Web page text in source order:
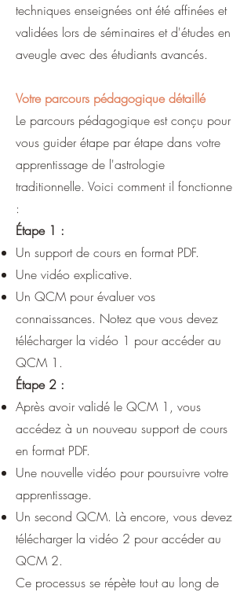
techniques enseignées ont été affinées et
validées lors de séminaires et d'études en
aveugle avec des étudiants avancés.
Votre parcours pédagogique détaillé
Le parcours pédagogique est conçu pour
vous guider étape par étape dans votre
apprentissage de l'astrologie
traditionnelle. Voici comment il fonctionne
:
Étape 1 :
Un support de cours en format PDF.
Une vidéo explicative.
Un QCM pour évaluer vos
connaissances. Notez que vous devez
télécharger la vidéo 1 pour accéder au
QCM 1.
Étape 2 :
Après avoir validé le QCM 1, vous
accédez à un nouveau support de cours
en format PDF.
Une nouvelle vidéo pour poursuivre votre
apprentissage.
Un second QCM. Là encore, vous devez
télécharger la vidéo 2 pour accéder au
QCM 2.
Ce processus se répète tout au long de